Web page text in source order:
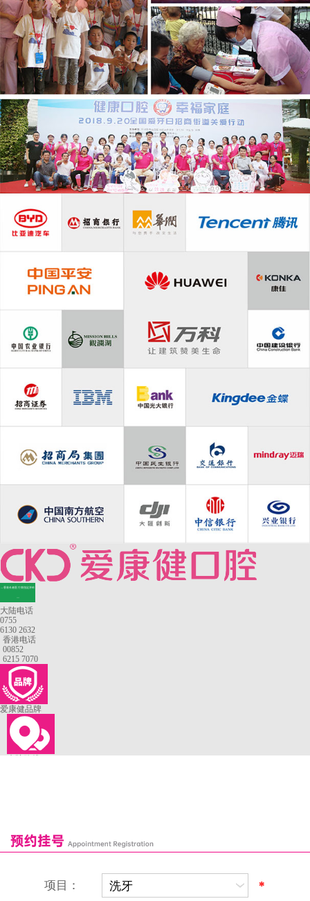
—香港长者医疗券指定牙科
大陆电话
0755
6130 2632
香港电话
00852
6215 7070
爱康健品牌
恒乐口腔诊所
富港口腔诊所
项目： *